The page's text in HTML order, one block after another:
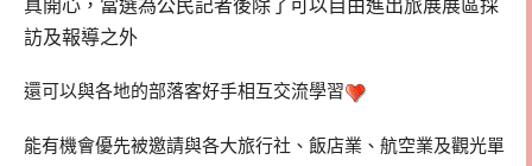
真開心，當選為公民記者後除了可以自由進出旅展展區採
訪及報導之外
還可以與各地的部落客好手相互交流學習
能有機會優先被邀請與各大旅行社、飯店業、航空業及觀光單